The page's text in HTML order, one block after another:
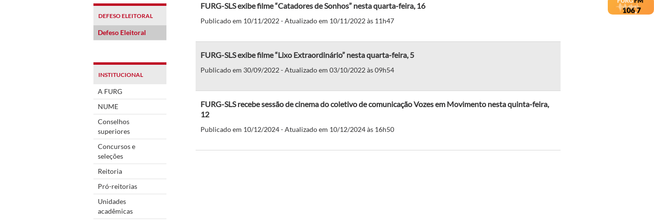
DEFESO ELEITORAL
Defeso Eleitoral
INSTITUCIONAL
A FURG
NUME
Conselhos
superiores
Concursos e
seleções
Reitoria
Pró-reitorias
Unidades
acadêmicas
FURG-SLS exibe filme “Catadores de Sonhos” nesta quarta-feira, 16
Publicado em 10/11/2022 - Atualizado em 10/11/2022 às 11h47
FURG-SLS exibe filme “Lixo Extraordinário” nesta quarta-feira, 5
Publicado em 30/09/2022 - Atualizado em 03/10/2022 às 09h54
FURG-SLS recebe sessão de cinema do coletivo de comunicação Vozes em Movimento nesta quinta-feira,
12
Publicado em 10/12/2024 - Atualizado em 10/12/2024 às 16h50